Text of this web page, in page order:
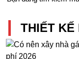
THIẾT KẾ